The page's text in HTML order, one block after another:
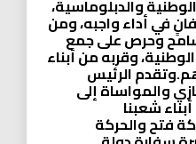
والدبلوماسية،
في أداء واجبه، ومن
وحرص على جمع
وقربه من أبناء
الرئيس
والمواساة إلى
شعبنا
فتح والحركة